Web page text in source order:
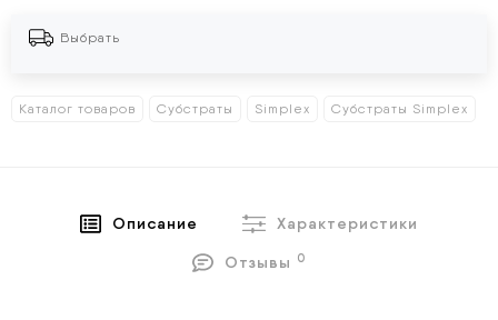
Выбрать
Каталог товаров Субстраты Simplex Субстраты Simplex
Описание
Характеристики
Отзывы
0